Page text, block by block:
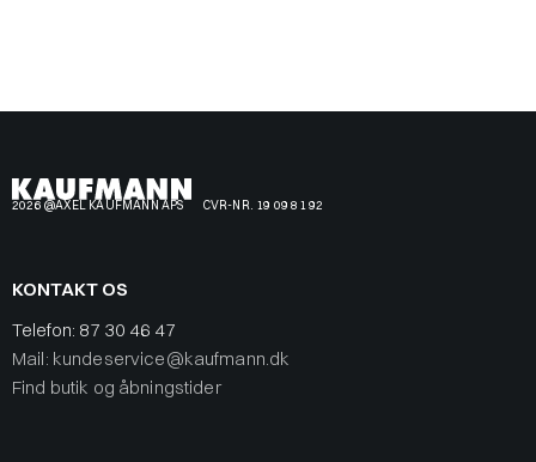
2026 @AXEL KAUFMANN APS CVR-NR. 19 09 81 92
KONTAKT OS
Telefon: 87 30 46 47
Mail: kundeservice@kaufmann.dk
Find butik og åbningstider